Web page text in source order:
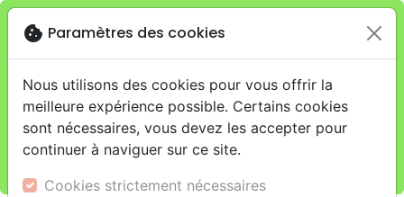
Je veux retirer ma commande au 11 rue de Rive,
Genèveclose
warningCette boutique en ligne est limitée au retrait en
magasin.
Pour les livraisons à domicile, veuillez passer vos
commandes sur la boutique La Maison de la Bible
cookie Paramètres des cookies
Nous utilisons des cookies pour vous offrir la
meilleure expérience possible. Certains cookies
sont nécessaires, vous devez les accepter pour
continuer à naviguer sur ce site.
Cookies strictement nécessaires